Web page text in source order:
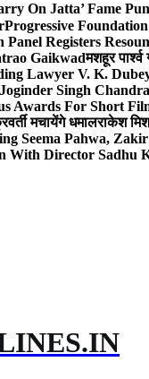
On Jatta’ Fame
Progressive
Panel Registers
Gaikwadमशहूर
Lawyer V. K.
Singh
Awards For Short
मचायेंगे धमालराकेश
Seema Pahwa,
With Director Sadhu